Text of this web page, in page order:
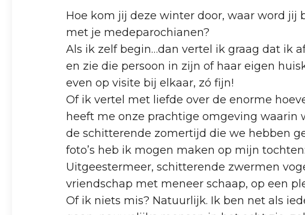
Hoe kom jij deze winter door, waar word
met je medeparochianen?
Als ik zelf begin…dan vertel ik graag dat ik
en zie die persoon in zijn of haar eigen
even op visite bij elkaar, zó fijn!
Of ik vertel met liefde over de enorme
heeft me onze prachtige omgeving waarin
de schitterende zomertijd die we hebben
foto’s heb ik mogen maken op mijn
Uitgeestermeer, schitterende zwermen
vriendschap met meneer schaap, op een
Of ik niets mis? Natuurlijk. Ik ben net als